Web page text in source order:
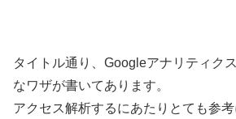
タイトル通り、Googleアナリティク
なワザが書いてあります。
アクセス解析するにあたりとても参考